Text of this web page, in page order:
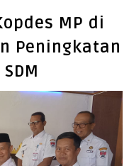
MP di
Peningkatan